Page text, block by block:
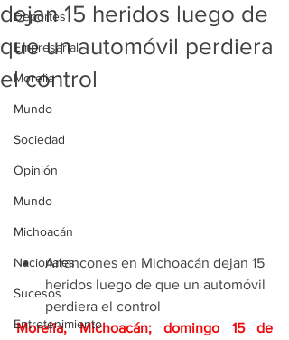
Deportes
Empresarial
Morelia
Mundo
Sociedad
Opinión
Mundo
Michoacán
Nacionales
Sucesos
Entretenimiento
dejan 15 heridos luego de
que un automóvil perdiera
el control
Arrancones en Michoacán dejan 15
heridos luego de que un automóvil
perdiera el control
Morelia, Michoacán; domingo 15 de